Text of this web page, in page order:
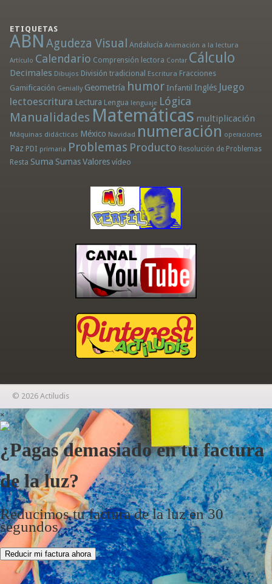
ETIQUETAS
ABN Agudeza Visual Andalucía Animación a la lectura
Artículo Calendario Comprensión lectora Contar Cálculo
Decimales Dibujos División tradicional Escritura Fracciones
Gamificación Genially Geometría humor Infantil Inglés Juego
lectoescritura Lectura Lengua lenguaje Lógica
Manualidades Matemáticas multiplicación
Máquinas didácticas México Navidad numeración operaciones
Paz PDI primaria Problemas Producto Resolución de Problemas
Resta Suma Sumas Valores vídeo
© 2026 Actiludis
×
¿Pagas demasiado en tu factura
de la luz?
Reducimos tu factura de la luz en 30
segundos
Reducir mi factura ahora